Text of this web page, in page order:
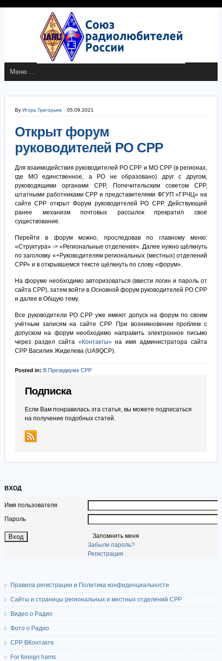
By Игорь Григорьев 05.09.2021
Открыт форум
руководителей РО СРР
Для взаимодействия руководителей РО СРР и МО СРР (в регионах,
где МО единственное, а РО не образовано) друг с другом,
руководящими органами СРР, Попечительским советом СРР,
штатными работниками СРР и представителями ФГУП «ГРЧЦ» на
сайте СРР открыт Форум руководителей РО СРР. Действующий
ранее механизм почтовых рассылок прекратил своё
существование.
Перейти в форум можно, проследовав по главному меню:
«Структура» -> «Региональные отделения». Далее нужно щёлкнуть
по заголовку «+Руководителям региональных (местных) отделений
СРР» и в открывшемся тексте щёлкнуть по слову «форум».
На форуме необходимо авторизоваться (ввести логин и пароль от
сайта СРР), затем войти в Основной форум руководителей РО СРР
и далее в Общую тему.
Все руководители РО СРР уже имеют допуск на форум по своим
учётным записям на сайте СРР. При возникновении проблем с
допуском на форум необходимо направить электронное письмо
через раздел сайта «Контакты»на имя администратора сайта
СРР Василия Жиделева (UA9QCP).
Posted in: В Президиуме СРР
Подписка
Если Вам понравилась эта статья, вы можете подписаться
на получение подобных статей.
ВХОД
Имя пользователя
Пароль
Запомнить меня
Забыли пароль?
Регистрация
Правила регистрации и Политика конфиденциальности
Сайты и страницы региональных и местных отделений СРР
Видео о Радио
Фото о Радио
СРР ВКонтакте
For foreign hams